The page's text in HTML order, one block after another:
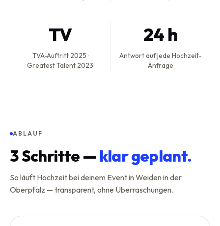
TV
TVA-Auftritt 2025 ·
Greatest Talent 2023
24 h
Antwort auf jede Hochzeit-
Anfrage
ABLAUF
3Schritte — klar geplant.
So läuft Hochzeit bei deinem Event in Weiden in der
Oberpfalz — transparent, ohne Überraschungen.